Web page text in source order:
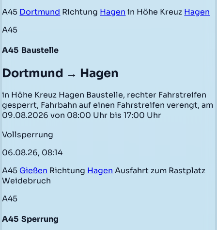
A45 Dortmund Richtung Hagen in Höhe Kreuz Hagen
A45
A45 Baustelle
Dortmund → Hagen
in Höhe Kreuz Hagen Baustelle, rechter Fahrstreifen
gesperrt, Fahrbahn auf einen Fahrstreifen verengt, am
09.08.2026 von 08:00 Uhr bis 17:00 Uhr
Vollsperrung
06.08.26, 08:14
A45 Gießen Richtung Hagen Ausfahrt zum Rastplatz
Weidebruch
A45
A45 Sperrung